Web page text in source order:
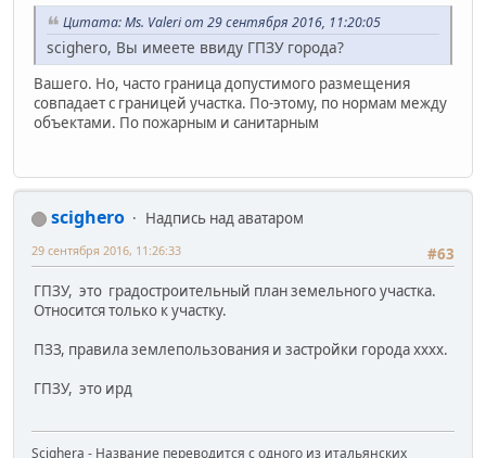
Цитата: Ms. Valeri от 29 сентября 2016, 11:20:05
scighero, Вы имеете ввиду ГПЗУ города?
Вашего. Но, часто граница допустимого размещения
совпадает с границей участка. По-этому, по нормам между
объектами. По пожарным и санитарным
scighero
Надпись над аватаром
#63
29 сентября 2016, 11:26:33
ГПЗУ, это градостроительный план земельного участка.
Относится только к участку.
ПЗЗ, правила землепользования и застройки города хххх.
ГПЗУ, это ирд
Scighera - Название переводится с одного из итальянских